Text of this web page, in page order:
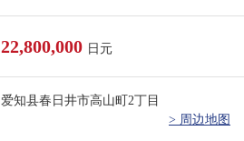
22,800,000 日元
爱知县春日井市高山町2丁目
> 周边地图